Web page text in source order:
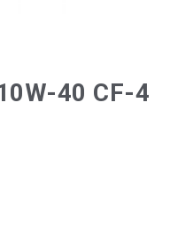
40 CF-4